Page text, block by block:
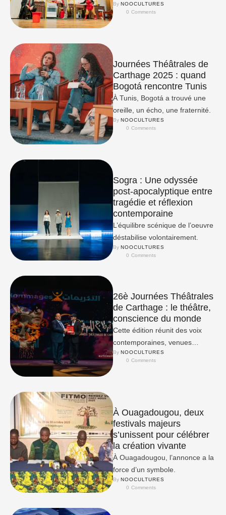
By NOOCULTURES
0 Comments
Journées Théâtrales de
Carthage 2025 : quand
Bogotá rencontre Tunis
À Tunis, Bogotá a trouvé une
oreille, un écho, une fraternité.
By NOOCULTURES
0 Comments
Sogra : Une odyssée
post-apocalyptique entre
tragédie et réflexion
contemporaine
L’équilibre scénique de l’oeuvre
déstabilise volontairement.
By NOOCULTURES
0 Comments
26è Journées Théâtrales
de Carthage : le théâtre,
conscience du monde
Cette édition réunit des voix
contemporaines, venues
questionner la justice, la dignité,
By NOOCULTURES
0 Comments
À Ouagadougou, deux
festivals majeurs
s’unissent pour célébrer
la création vivante
À Ouagadougou, l’annonce a la
force d’un symbole.
By NOOCULTURES
0 Comments